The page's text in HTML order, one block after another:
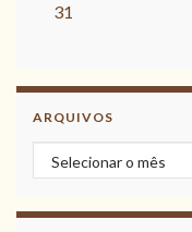
31
ARQUIVOS
Arquivos